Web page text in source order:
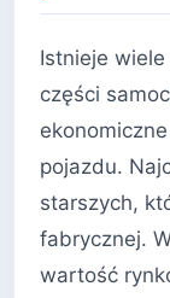
Istnieje
części
pojazdu.
starszych,
fabrycznej.
wartość